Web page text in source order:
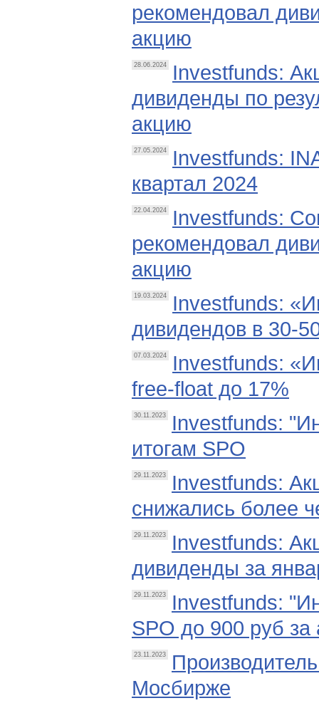
рекомендовал
акцию
28.06.2024
Investfunds:
дивиденды по
акцию
27.05.2024
Investfunds:
квартал 2024
22.04.2024
Investfunds:
рекомендовал
акцию
19.03.2024
Investfunds:
дивидендов в 30-
07.03.2024
Investfunds:
free-float до 17%
30.11.2023
Investfunds:
итогам SPO
29.11.2023
Investfunds:
снижались более
29.11.2023
Investfunds:
дивиденды за
29.11.2023
Investfunds:
SPO до 900 руб
23.11.2023
Мосбирже